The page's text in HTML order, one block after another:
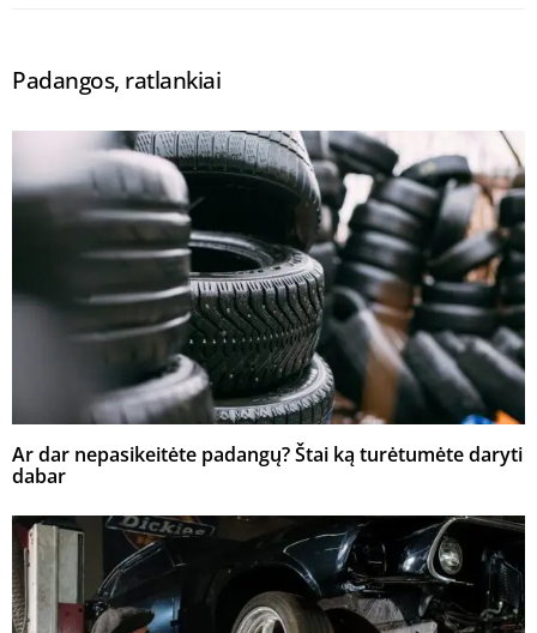
Padangos, ratlankiai
Ar dar nepasikeitėte padangų? Štai ką turėtumėte daryti
dabar